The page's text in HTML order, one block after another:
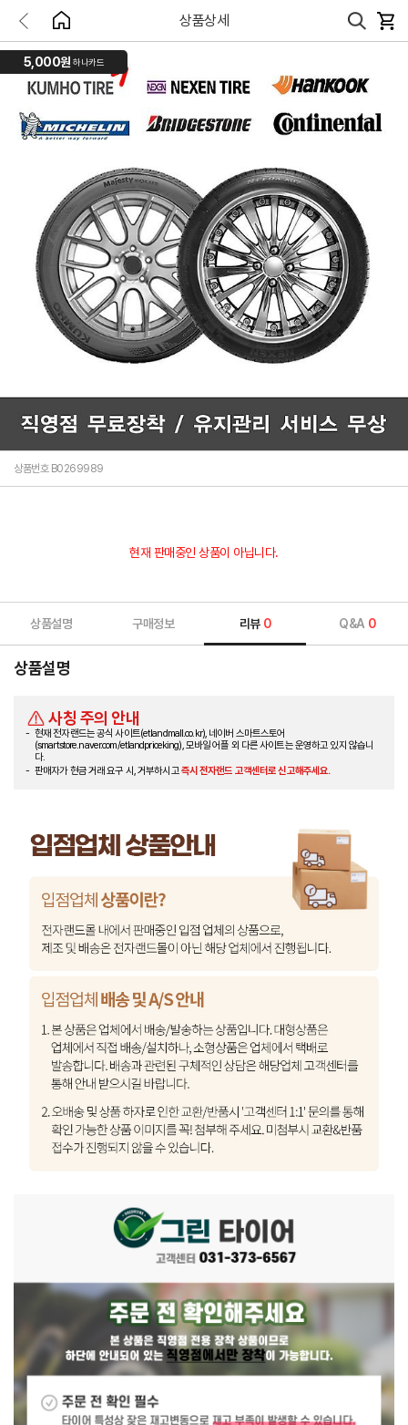
상품상세
5,000원 하나카드
상품번호 B0269989
현재 판매중인 상품이 아닙니다.
상품설명 구매정보 리뷰 0 Q&A 0
상품설명
사칭 주의 안내
현재 전자랜드는 공식 사이트(etlandmall.co.kr), 네이버 스마트스토어
(smartstore.naver.com/etlandpriceking), 모바일 어플 외 다른 사이트는 운영하고 있지 않습니
다.
판매자가 현금 거래 요구 시, 거부하시고즉시 전자랜드 고객센터로 신고해주세요.